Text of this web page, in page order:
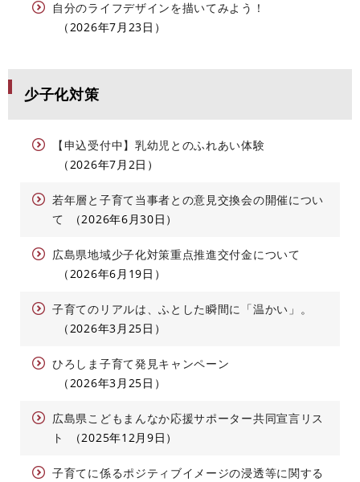
自分のライフデザインを描いてみよう！
2026年7月23日
少子化対策
【申込受付中】乳幼児とのふれあい体験
2026年7月2日
若年層と子育て当事者との意見交換会の開催につい
て
2026年6月30日
広島県地域少子化対策重点推進交付金について
2026年6月19日
子育てのリアルは、ふとした瞬間に「温かい」。
2026年3月25日
ひろしま子育て発見キャンペーン
2026年3月25日
広島県こどもまんなか応援サポーター共同宣言リス
ト
2025年12月9日
子育てに係るポジティブイメージの浸透等に関する